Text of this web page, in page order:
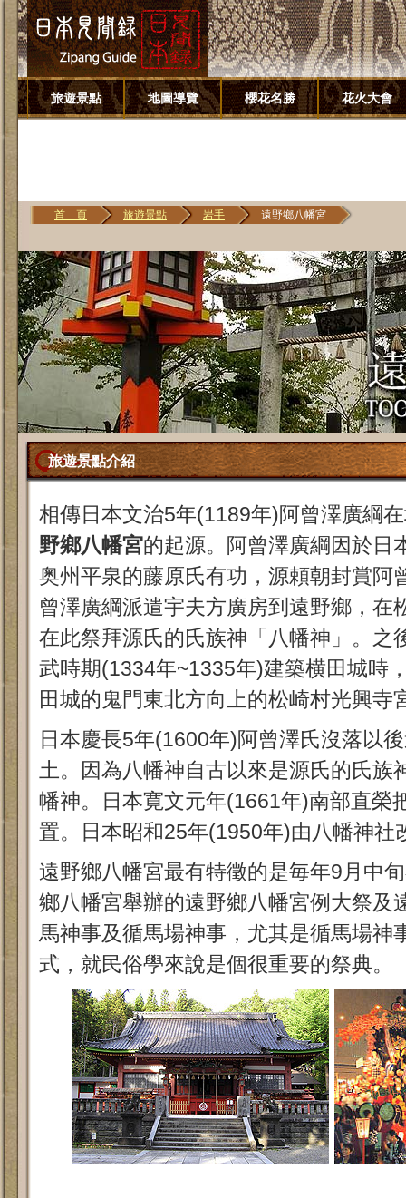
旅遊景點 地圖導覽 櫻花名勝 花火大會
首 頁 旅遊景點 岩手 遠野鄉八幡宮
旅遊景點介紹
相傳日本文治5年(1189年)阿曾澤廣綱
野鄉八幡宮的起源。阿曾澤廣綱因於日
奥州平泉的藤原氏有功，源頼朝封賞阿
曾澤廣綱派遣宇夫方廣房到遠野鄉，在
在此祭拜源氏的氏族神「八幡神」。之
武時期(1334年~1335年)建築横田城時
田城的鬼門東北方向上的松崎村光興寺
日本慶長5年(1600年)阿曾澤氏沒落以
土。因為八幡神自古以來是源氏的氏族
幡神。日本寛文元年(1661年)南部直榮
置。日本昭和25年(1950年)由八幡神社
遠野鄉八幡宮最有特徵的是毎年9月中
鄉八幡宮舉辦的遠野鄉八幡宮例大祭及
馬神事及循馬場神事，尤其是循馬場神
式，就民俗學來說是個很重要的祭典。